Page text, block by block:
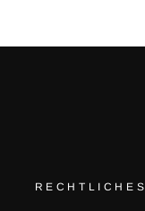
RECHTLICHES